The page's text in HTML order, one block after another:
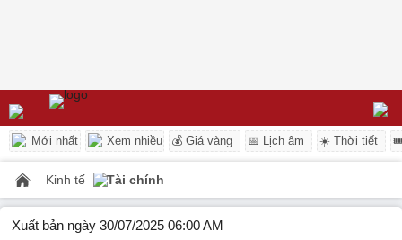
Mới nhất Xem nhiều 💰 Giá vàng 📅 Lịch âm ☀️ Thời tiết
Kinh tế Tài chính
Xuất bản ngày 30/07/2025 06:00 AM